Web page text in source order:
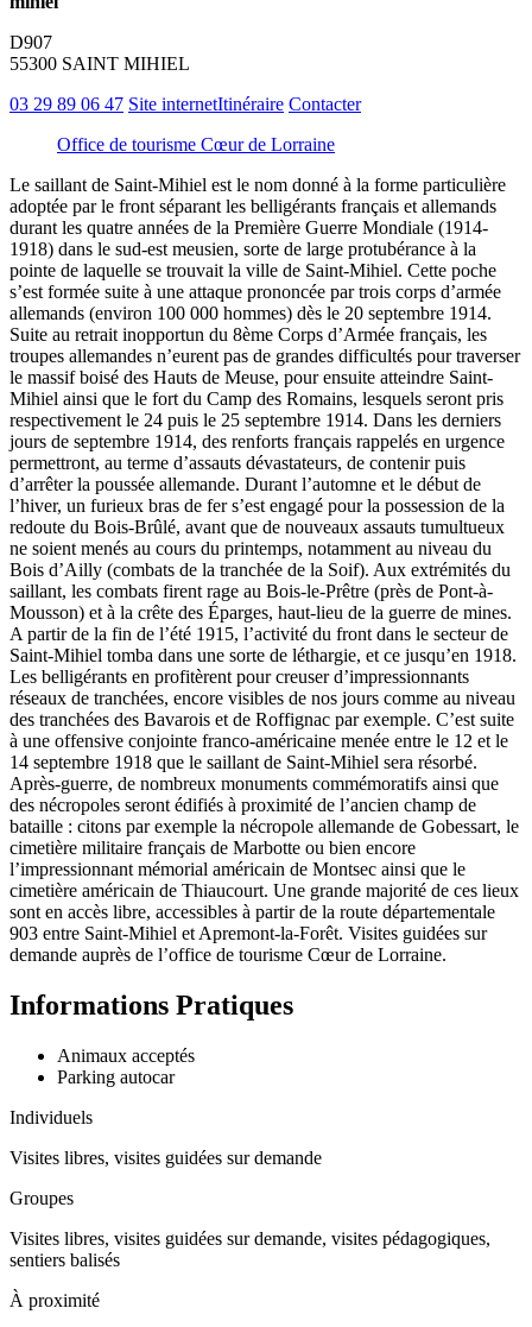
D907
55300 SAINT MIHIEL
03 29 89 06 47 Site internetItinéraire Contacter
Office de tourisme Cœur de Lorraine
Le saillant de Saint-Mihiel est le nom donné à la forme particulière
adoptée par le front séparant les belligérants français et allemands
durant les quatre années de la Première Guerre Mondiale (1914-
1918) dans le sud-est meusien, sorte de large protubérance à la
pointe de laquelle se trouvait la ville de Saint-Mihiel. Cette poche
s’est formée suite à une attaque prononcée par trois corps d’armée
allemands (environ 100 000 hommes) dès le 20 septembre 1914.
Suite au retrait inopportun du 8ème Corps d’Armée français, les
troupes allemandes n’eurent pas de grandes difficultés pour traverser
le massif boisé des Hauts de Meuse, pour ensuite atteindre Saint-
Mihiel ainsi que le fort du Camp des Romains, lesquels seront pris
respectivement le 24 puis le 25 septembre 1914. Dans les derniers
jours de septembre 1914, des renforts français rappelés en urgence
permettront, au terme d’assauts dévastateurs, de contenir puis
d’arrêter la poussée allemande. Durant l’automne et le début de
l’hiver, un furieux bras de fer s’est engagé pour la possession de la
redoute du Bois-Brûlé, avant que de nouveaux assauts tumultueux
ne soient menés au cours du printemps, notamment au niveau du
Bois d’Ailly (combats de la tranchée de la Soif). Aux extrémités du
saillant, les combats firent rage au Bois-le-Prêtre (près de Pont-à-
Mousson) et à la crête des Éparges, haut-lieu de la guerre de mines.
A partir de la fin de l’été 1915, l’activité du front dans le secteur de
Saint-Mihiel tomba dans une sorte de léthargie, et ce jusqu’en 1918.
Les belligérants en profitèrent pour creuser d’impressionnants
réseaux de tranchées, encore visibles de nos jours comme au niveau
des tranchées des Bavarois et de Roffignac par exemple. C’est suite
à une offensive conjointe franco-américaine menée entre le 12 et le
14 septembre 1918 que le saillant de Saint-Mihiel sera résorbé.
Après-guerre, de nombreux monuments commémoratifs ainsi que
des nécropoles seront édifiés à proximité de l’ancien champ de
bataille : citons par exemple la nécropole allemande de Gobessart, le
cimetière militaire français de Marbotte ou bien encore
l’impressionnant mémorial américain de Montsec ainsi que le
cimetière américain de Thiaucourt. Une grande majorité de ces lieux
sont en accès libre, accessibles à partir de la route départementale
903 entre Saint-Mihiel et Apremont-la-Forêt. Visites guidées sur
demande auprès de l’office de tourisme Cœur de Lorraine.
Informations Pratiques
Animaux acceptés
Parking autocar
Individuels
Visites libres, visites guidées sur demande
Groupes
Visites libres, visites guidées sur demande, visites pédagogiques,
sentiers balisés
À proximité